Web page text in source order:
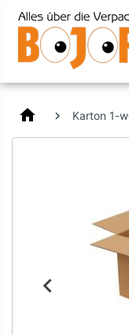
home Karton 1-